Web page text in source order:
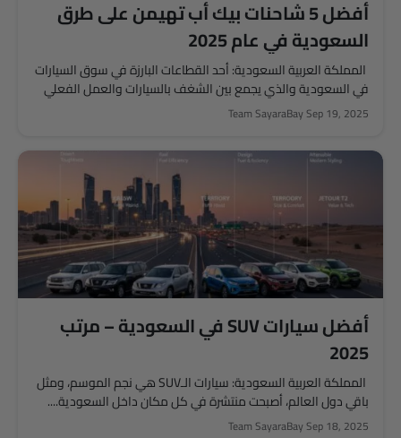
أفضل 5 شاحنات بيك أب تهيمن على طرق
السعودية في عام 2025
المملكة العربية السعودية: أحد القطاعات البارزة في سوق السيارات
في السعودية والذي يجمع بين الشغف بالسيارات والعمل الفعلي
هو...
Team SayaraBaySep 19, 2025
أفضل سيارات SUV في السعودية – مرتب
2025
المملكة العربية السعودية: سيارات الـSUV هي نجم الموسم، ومثل
باقي دول العالم، أصبحت منتشرة في كل مكان داخل السعودية....
Team SayaraBaySep 18, 2025